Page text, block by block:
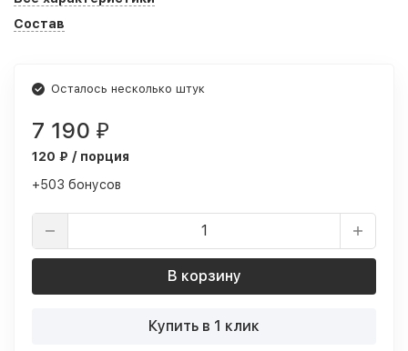
Состав
Осталось несколько штук
7 190 ₽
120 ₽ / порция
+503 бонусов
В корзину
Купить в 1 клик